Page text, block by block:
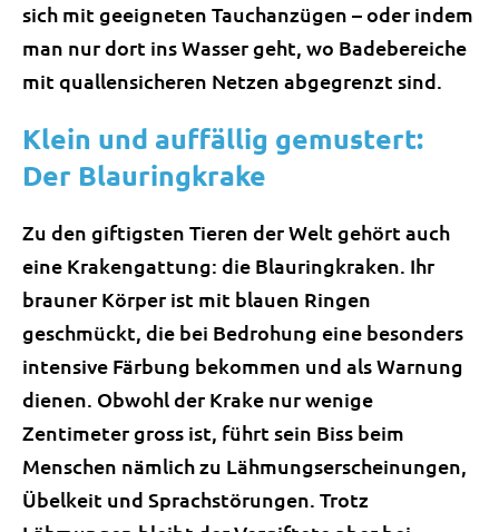
sich mit geeigneten Tauchanzügen – oder indem
man nur dort ins Wasser geht, wo Badebereiche
mit quallensicheren Netzen abgegrenzt sind.
Klein und auffällig gemustert:
Der Blauringkrake
Zu den giftigsten Tieren der Welt gehört auch
eine Krakengattung: die Blauringkraken. Ihr
brauner Körper ist mit blauen Ringen
geschmückt, die bei Bedrohung eine besonders
intensive Färbung bekommen und als Warnung
dienen. Obwohl der Krake nur wenige
Zentimeter gross ist, führt sein Biss beim
Menschen nämlich zu Lähmungserscheinungen,
Übelkeit und Sprachstörungen. Trotz